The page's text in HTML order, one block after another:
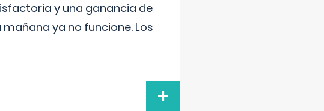
y una ganancia de
ya no funcione. Los
+